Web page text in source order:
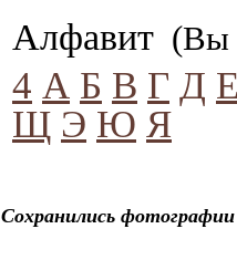
Алфавит (Вы
4 А Б В Г Д
Щ Э Ю Я
Сохранились